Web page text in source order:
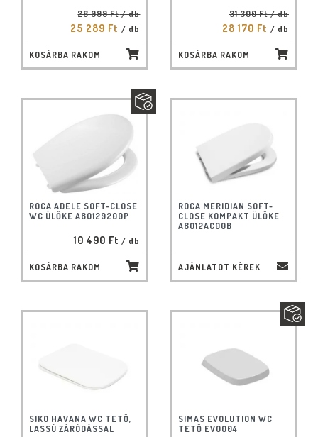
28 099 Ft/ db
25 289 Ft / db
KOSÁRBA RAKOM
31 300 Ft/ db
28 170 Ft / db
KOSÁRBA RAKOM
ROCA ADELE SOFT-CLOSE
WC ÜLŐKE A80129200P
10 490 Ft / db
KOSÁRBA RAKOM
ROCA MERIDIAN SOFT-
CLOSE KOMPAKT ÜLŐKE
A8012AC00B
AJÁNLATOT KÉREK
SIKO HAVANA WC TETŐ,
LASSÚ ZÁRÓDÁSSAL
SIMAS EVOLUTION WC
TETŐ EVO004